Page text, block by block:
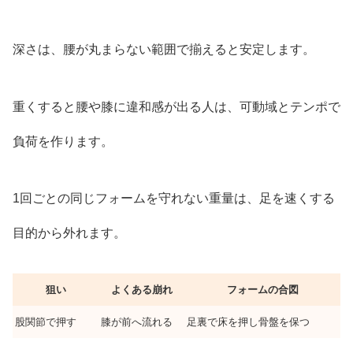
深さは、腰が丸まらない範囲で揃えると安定します。
重くすると腰や膝に違和感が出る人は、可動域とテンポで
負荷を作ります。
1回ごとの同じフォームを守れない重量は、足を速くする
目的から外れます。
狙い よくある崩れ フォームの合図
股関節で押す 膝が前へ流れる 足裏で床を押し骨盤を保つ